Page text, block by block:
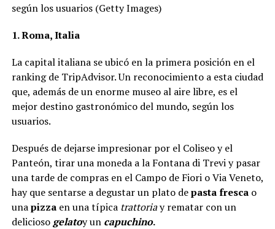
según los usuarios (Getty Images)
1. Roma, Italia
La capital italiana se ubicó en la primera posición en el
ranking de TripAdvisor. Un reconocimiento a esta ciudad
que, además de un enorme museo al aire libre, es el
mejor destino gastronómico del mundo, según los
usuarios.
Después de dejarse impresionar por el Coliseo y el
Panteón, tirar una moneda a la Fontana di Trevi y pasar
una tarde de compras en el Campo de Fiori o Via Veneto,
hay que sentarse a degustar un plato depasta frescao
unapizza en una típica trattoriay rematar con un
delicioso gelatoy un capuchino.